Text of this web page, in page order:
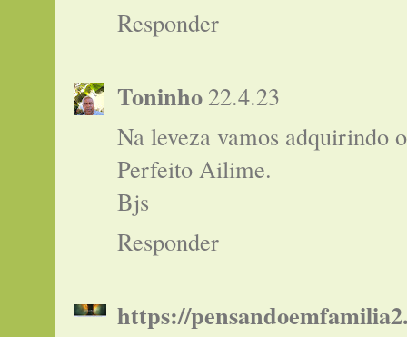
Responder
Toninho 22.4.23
Na leveza vamos adquirindo
Perfeito Ailime.
Bjs
Responder
https://